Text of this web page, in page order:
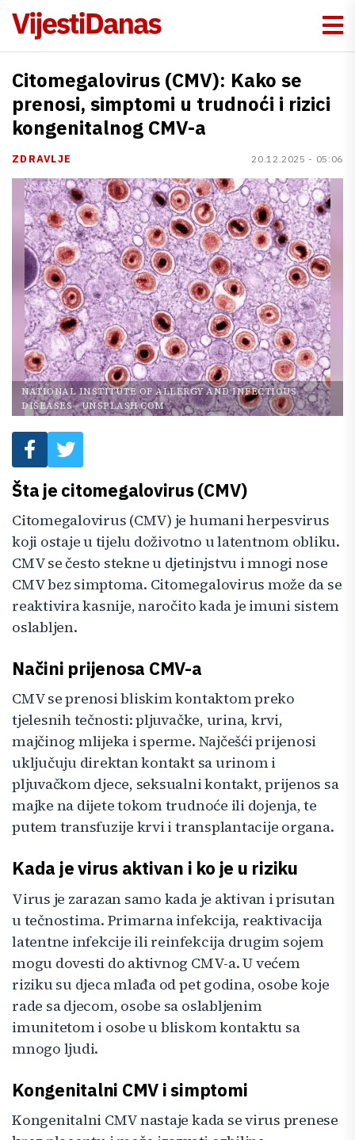
Citomegalovirus (CMV): Kako se
prenosi, simptomi u trudnoći i rizici
kongenitalnog CMV-a
ZDRAVLJE 20.12.2025 - 05:06
NATIONAL INSTITUTE OF ALLERGY AND INFECTIOUS
DISEASES-UNSPLASH.COM
Šta je citomegalovirus (CMV)
Citomegalovirus (CMV) je humani herpesvirus
koji ostaje u tijelu doživotno u latentnom obliku.
CMV se često stekne u djetinjstvu i mnogi nose
CMV bez simptoma. Citomegalovirus može da se
reaktivira kasnije, naročito kada je imuni sistem
oslabljen.
Načini prijenosa CMV-a
CMV se prenosi bliskim kontaktom preko
tjelesnih tečnosti: pljuvačke, urina, krvi,
majčinog mlijeka i sperme. Najčešći prijenosi
uključuju direktan kontakt sa urinom i
pljuvačkom djece, seksualni kontakt, prijenos sa
majke na dijete tokom trudnoće ili dojenja, te
putem transfuzije krvi i transplantacije organa.
Kada je virus aktivan i ko je u riziku
Virus je zarazan samo kada je aktivan i prisutan
u tečnostima. Primarna infekcija, reaktivacija
latentne infekcije ili reinfekcija drugim sojem
mogu dovesti do aktivnog CMV-a. U većem
riziku su djeca mlađa od pet godina, osobe koje
rade sa djecom, osobe sa oslabljenim
imunitetom i osobe u bliskom kontaktu sa
mnogo ljudi.
Kongenitalni CMV i simptomi
Kongenitalni CMV nastaje kada se virus prenese